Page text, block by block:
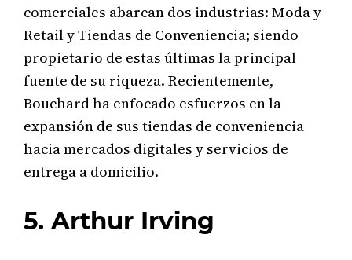
comerciales abarcan dos industrias: Moda y
Retail y Tiendas de Conveniencia; siendo
propietario de estas últimas la principal
fuente de su riqueza. Recientemente,
Bouchard ha enfocado esfuerzos en la
expansión de sus tiendas de conveniencia
hacia mercados digitales y servicios de
entrega a domicilio.
5. Arthur Irving